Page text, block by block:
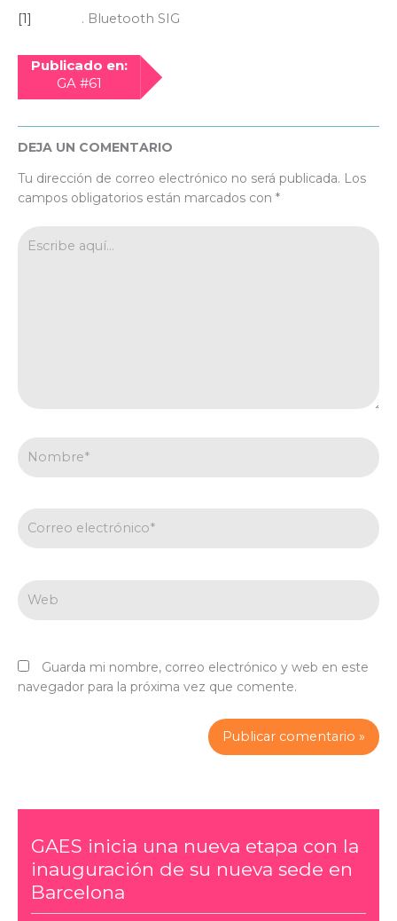
[1] . Bluetooth SIG
Publicado en:
GA #61
DEJA UN COMENTARIO
Tu dirección de correo electrónico no será publicada. Los
campos obligatorios están marcados con *
aquí...
electrónico*
Guarda mi nombre, correo electrónico y web en este
navegador para la próxima vez que comente.
GAES inicia una nueva etapa con la
inauguración de su nueva sede en
Barcelona